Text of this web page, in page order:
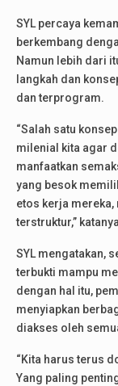
SYL percaya
berkembang
Namun lebih dari
langkah dan
dan terprogram.
“Salah satu
milenial kita agar
manfaatkan
yang besok
etos kerja
terstruktur,”
SYL mengatakan,
terbukti mampu
dengan hal itu,
menyiapkan
diakses oleh
“Kita harus terus
Yang paling